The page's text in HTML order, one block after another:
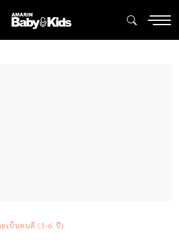
เป็นคนดี (3-6 ปี)